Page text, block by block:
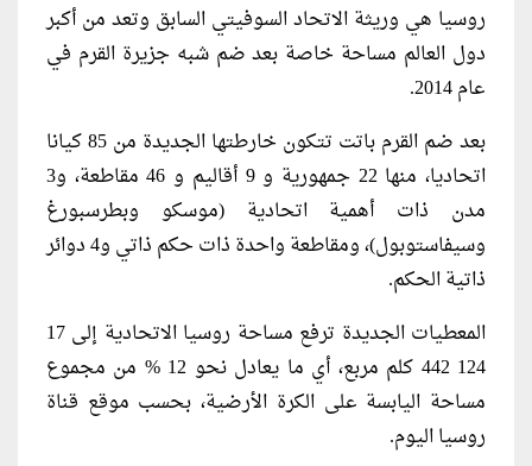
روسيا هي وريثة الاتحاد السوفيتي السابق وتعد من أكبر
دول العالم مساحة خاصة بعد ضم شبه جزيرة القرم في
عام 2014.
بعد ضم القرم باتت تتكون خارطتها الجديدة من 85 كيانا
اتحاديا، منها 22 جمهورية و 9 أقاليم و 46 مقاطعة، و3
مدن ذات أهمية اتحادية (موسكو وبطرسبورغ
وسيفاستوبول)، ومقاطعة واحدة ذات حكم ذاتي و4 دوائر
ذاتية الحكم.
المعطيات الجديدة ترفع مساحة روسيا الاتحادية إلى 17
124 442 كلم مربع، أي ما يعادل نحو 12 % من مجموع
مساحة اليابسة على الكرة الأرضية، بحسب موقع قناة
روسيا اليوم.